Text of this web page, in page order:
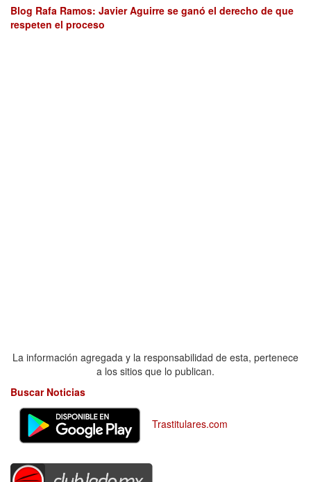
Blog Rafa Ramos: Javier Aguirre se ganó el derecho de que
respeten el proceso
La información agregada y la responsabilidad de esta, pertenece
a los sitios que lo publican.
Buscar Noticias
Trastitulares.com